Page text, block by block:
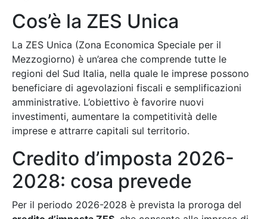
Cos’è la ZES Unica
La ZES Unica (Zona Economica Speciale per il
Mezzogiorno) è un’area che comprende tutte le
regioni del Sud Italia, nella quale le imprese possono
beneficiare di agevolazioni fiscali e semplificazioni
amministrative. L’obiettivo è favorire nuovi
investimenti, aumentare la competitività delle
imprese e attrarre capitali sul territorio.
Credito d’imposta 2026-
2028: cosa prevede
Per il periodo 2026-2028 è prevista la proroga del